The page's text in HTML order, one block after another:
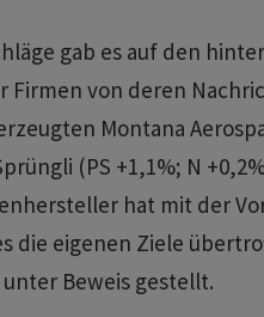
gab es auf den
Firmen von deren
Montana
(PS +1,1%; N
hat mit der
die eigenen Ziele
Beweis gestellt.